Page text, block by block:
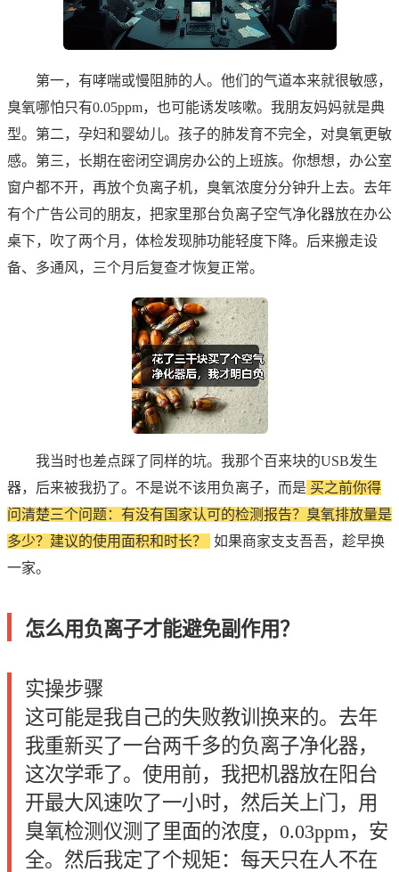
第一，有哮喘或慢阻肺的人。他们的气道本来就很敏感，
臭氧哪怕只有0.05ppm，也可能诱发咳嗽。我朋友妈妈就是典
型。第二，孕妇和婴幼儿。孩子的肺发育不完全，对臭氧更敏
感。第三，长期在密闭空调房办公的上班族。你想想，办公室
窗户都不开，再放个负离子机，臭氧浓度分分钟升上去。去年
有个广告公司的朋友，把家里那台负离子空气净化器放在办公
桌下，吹了两个月，体检发现肺功能轻度下降。后来搬走设
备、多通风，三个月后复查才恢复正常。
我当时也差点踩了同样的坑。我那个百来块的USB发生
器，后来被我扔了。不是说不该用负离子，而是 买之前你得
问清楚三个问题：有没有国家认可的检测报告？臭氧排放量是
多少？建议的使用面积和时长？
如果商家支支吾吾，趁早换
一家。
怎么用负离子才能避免副作用？
实操步骤
这可能是我自己的失败教训换来的。去年
我重新买了一台两千多的负离子净化器，
这次学乖了。使用前，我把机器放在阳台
开最大风速吹了一小时，然后关上门，用
臭氧检测仪测了里面的浓度，0.03ppm，安
全。然后我定了个规矩：每天只在人不在